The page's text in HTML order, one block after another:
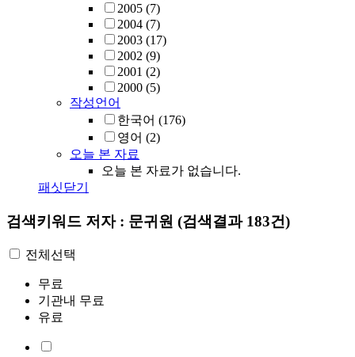
2005 (7)
2004 (7)
2003 (17)
2002 (9)
2001 (2)
2000 (5)
작성언어
한국어 (176)
영어 (2)
오늘 본 자료
오늘 본 자료가 없습니다.
패싯닫기
검색키워드 저자 : 문귀원 (검색결과 183건)
전체선택
무료
기관내 무료
유료